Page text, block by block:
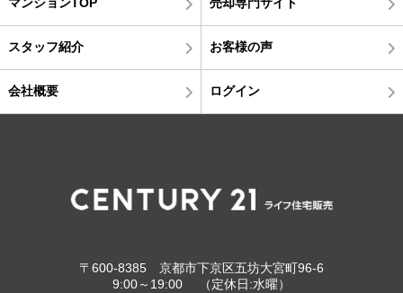
スタッフ紹介 お客様の声
会社概要 ログイン
〒600-8385 京都市下京区五坊大宮町96-6
9:00～19:00 （定休日:水曜）